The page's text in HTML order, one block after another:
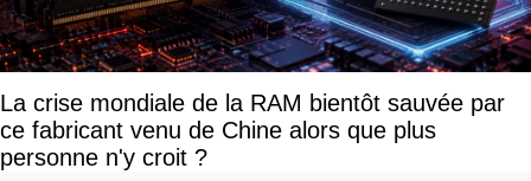
La crise mondiale de la RAM bientôt sauvée par
ce fabricant venu de Chine alors que plus
personne n'y croit ?